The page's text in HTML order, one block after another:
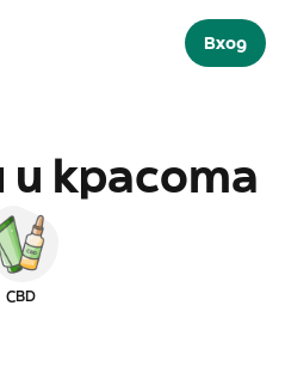
Вход
красота
CBD